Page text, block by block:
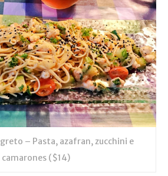
– Pasta, azafran, zucchini e
camarones ($14)